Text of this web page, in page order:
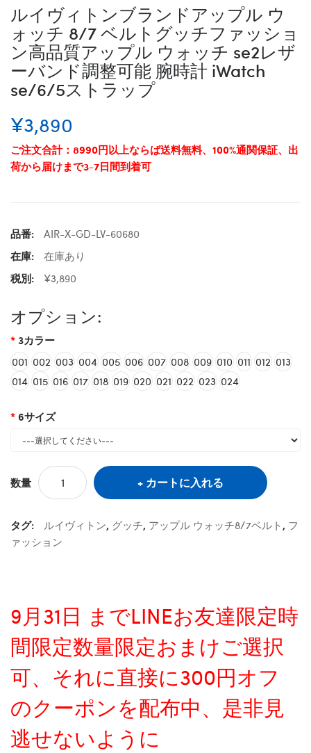
ルイヴィトンブランドアップル ウ
ォッチ 8/7 ベルトグッチファッショ
ン高品質アップル ウォッチ se2レザ
ーバンド調整可能 腕時計 iWatch
se/6/5ストラップ
¥3,890
ご注文合計：8990円以上ならば送料無料、100%通関保証、出
荷から届けまで3-7日間到着可
品番:
AIR-X-GD-LV-60680
在庫:
在庫あり
税別:
¥3,890
オプション:
3カラー
001 002 003 004 005 006 007 008 009 010 011 012 013
014 015 016 017 018 019 020 021 022 023 024
6サイズ
数量 カートに入れる
タグ: ルイヴィトン, グッチ, アップル ウォッチ8/7ベルト , フ
ァッション
9月31日 までLINEお友達限定時
間限定数量限定おまけご選択
可、それに直接に300円オフ
のクーポンを配布中、是非見
逃せないように